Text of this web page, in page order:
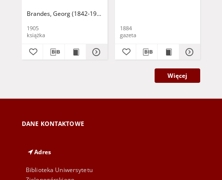
Brandes, Georg (1842-1927)
1905
książka
1884
gazeta
Więcej
DANE KONTAKTOWE
Adres
Biblioteka Uniwersytetu